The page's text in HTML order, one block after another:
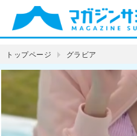
トップページ グラビア